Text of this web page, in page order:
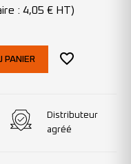
: 4,05 € HT)
PANIER
Distributeur
agréé